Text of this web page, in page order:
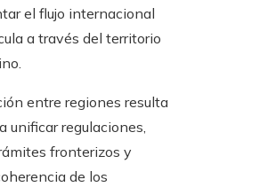
el flujo internacional
a través del territorio
entre regiones resulta
unificar regulaciones,
fronterizos y
de los